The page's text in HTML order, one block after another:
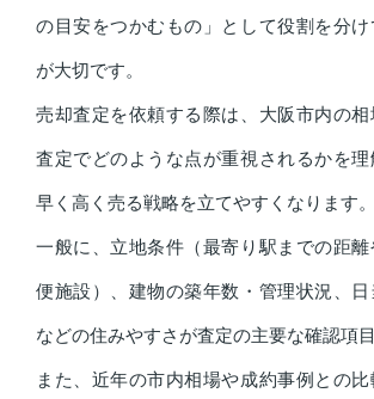
の目安をつかむもの」として役割を分
が大切です。
売却査定を依頼する際は、大阪市内の相
査定でどのような点が重視されるかを理
早く高く売る戦略を立てやすくなります。
一般に、立地条件（最寄り駅までの距
便施設）、建物の築年数・管理状況、
などの住みやすさが査定の主要な確認項目
また、近年の市内相場や成約事例との